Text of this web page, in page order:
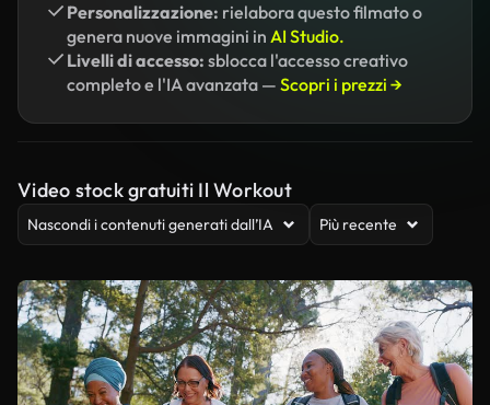
Personalizzazione: rielabora questo filmato o
genera nuove immagini in AI Studio.
Livelli di accesso: sblocca l'accesso creativo
completo e l'IA avanzata — Scopri i prezzi →
Video stock gratuiti Il Workout
Nascondi i contenuti generati dall’IA Più recente